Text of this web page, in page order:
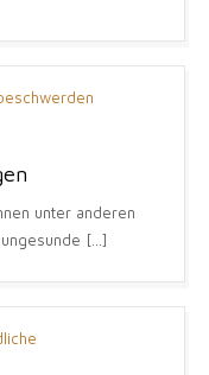
unter anderen
[...]